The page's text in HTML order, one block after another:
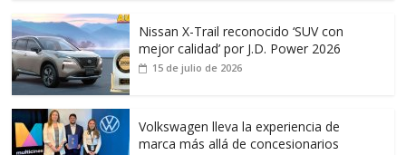
Nissan X-Trail reconocido ‘SUV con
mejor calidad’ por J.D. Power 2026
15 de julio de 2026
Volkswagen lleva la experiencia de
marca más allá de concesionarios